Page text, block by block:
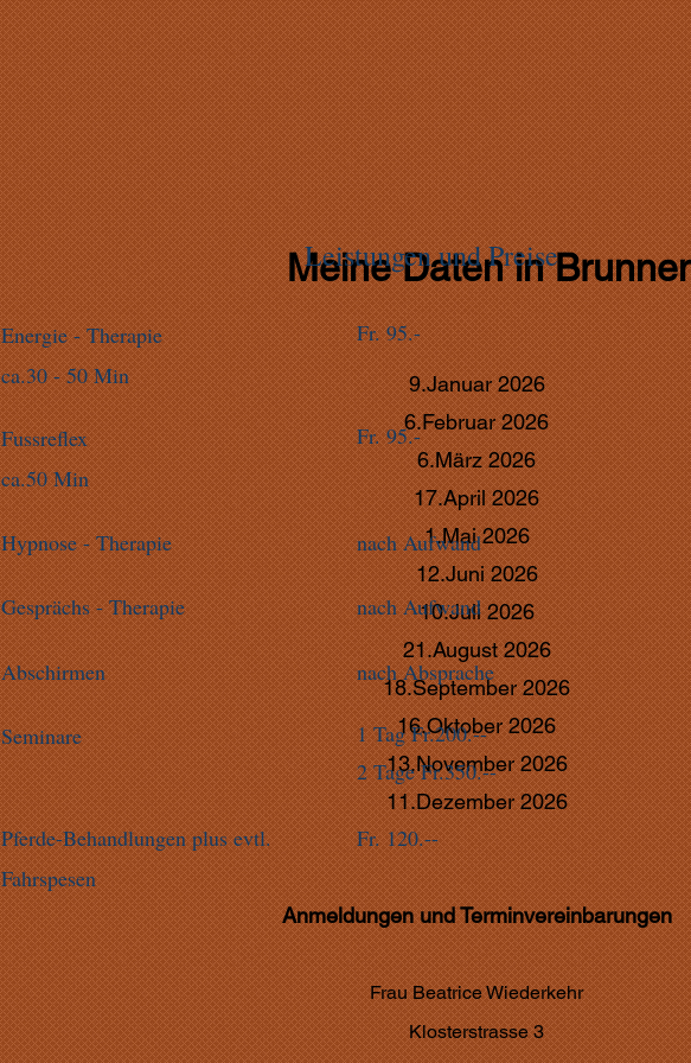
Meine Daten in
9.Januar 2026
6.Februar 2026
6.März 2026
17.April 2026
1.Mai 2026
12.Juni 2026
10.Juli 2026
21.August 2026
18.September 2026
16.Oktober 2026
13.November 2026
11.Dezember 2026
Anmeldungen und Terminvereinbarungen
Frau Beatrice Wiederkehr
Klosterstrasse 3
Leistungen und Preise
Energie - Therapie
ca.30 - 50 Min
Fr. 95.-
Fussreflex
ca.50 Min
Fr. 95.-
Hypnose - Therapie nach Aufwand
Gesprächs - Therapie nach Aufwand
Abschirmen nach Absprache
Seminare
1 Tag Fr.200.--
2 Tage Fr.350.--
Pferde-Behandlungen plus evtl.
Fahrspesen
Fr. 120.--